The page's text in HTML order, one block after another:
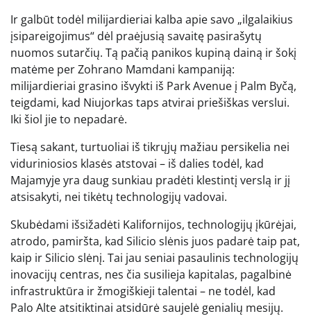
Ir galbūt todėl milijardieriai kalba apie savo „ilgalaikius
įsipareigojimus“ dėl praėjusią savaitę pasirašytų
nuomos sutarčių. Tą pačią panikos kupiną dainą ir šokį
matėme per Zohrano Mamdani kampaniją:
milijardieriai grasino išvykti iš Park Avenue į Palm Byčą,
teigdami, kad Niujorkas taps atvirai priešiškas verslui.
Iki šiol jie to nepadarė.
Tiesą sakant, turtuoliai iš tikrųjų mažiau persikelia nei
viduriniosios klasės atstovai – iš dalies todėl, kad
Majamyje yra daug sunkiau pradėti klestintį verslą ir jį
atsisakyti, nei tikėtų technologijų vadovai.
Skubėdami išsižadėti Kalifornijos, technologijų įkūrėjai,
atrodo, pamiršta, kad Silicio slėnis juos padarė taip pat,
kaip ir Silicio slėnį. Tai jau seniai pasaulinis technologijų
inovacijų centras, nes čia susilieja kapitalas, pagalbinė
infrastruktūra ir žmogiškieji talentai – ne todėl, kad
Palo Alte atsitiktinai atsidūrė saujelė genialių mesijų.